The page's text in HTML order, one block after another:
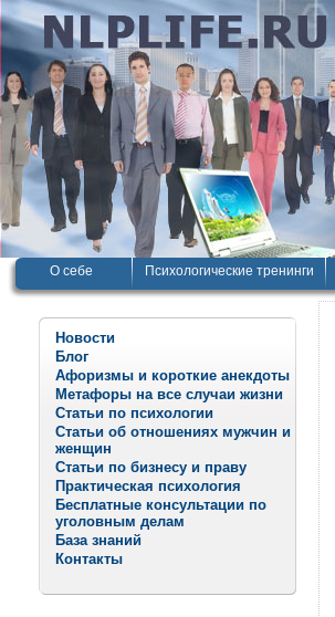
О себе Психологические тренинги
Новости
Блог
Афоризмы и короткие анекдоты
Метафоры на все случаи жизни
Статьи по психологии
Статьи об отношениях мужчин и
женщин
Статьи по бизнесу и праву
Практическая психология
Бесплатные консультации по
уголовным делам
База знаний
Контакты